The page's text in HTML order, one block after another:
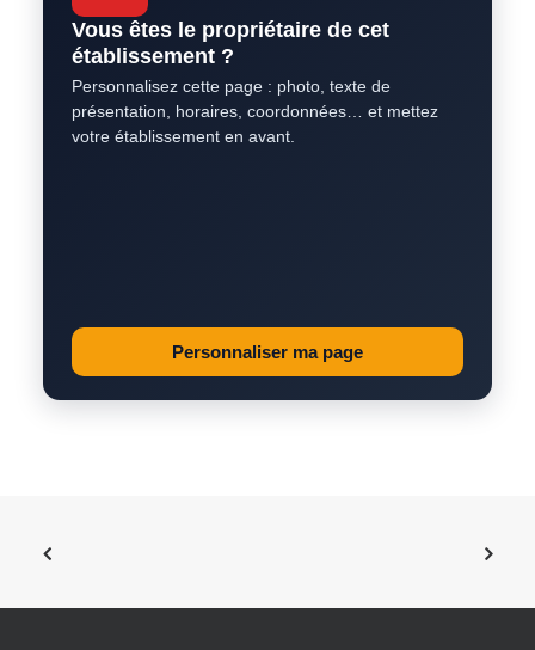
Vous êtes le propriétaire de cet
établissement ?
Personnalisez cette page : photo, texte de
présentation, horaires, coordonnées… et mettez
votre établissement en avant.
Personnaliser ma page